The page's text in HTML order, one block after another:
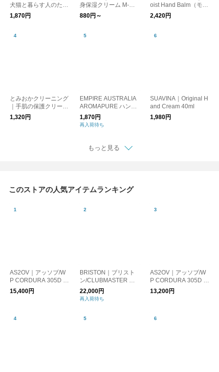
犬猫と暮らす人のため
の 舐めても安心 セラ
ミドハンドクリーム 6
REAM
1,870円
身保湿クリーム M-ma
rk series
880円～
oist Hand Balm（モイ
ストハンドバーム）
2,420円
とみおかクリーニング
｜手肌の保護クリーム
30g
1,320円
EMPIRE AUSTRALIA
AROMAPURE ハンド
バーム ピンクグレー
プフルーツ、ゼラニウ
1,870円
再入荷待ち
SUAVINA｜Original H
and Cream 40ml
1,980円
もっと見る
このストアの人気アイテムランキング
AS2OV｜アッソブ/W
P CORDURA 305D F
ANNY PACK 防水 シ
ョルダーバッグ サコ
15,400円
BRISTON｜ブリスト
ン/CLUBMASTER CH
IC HMS SILVER
22,000円
再入荷待ち
AS2OV｜アッソブ/W
P CORDURA 305D S
ACOSHE 防水 ショル
ダーバッグ サコッシ
13,200円